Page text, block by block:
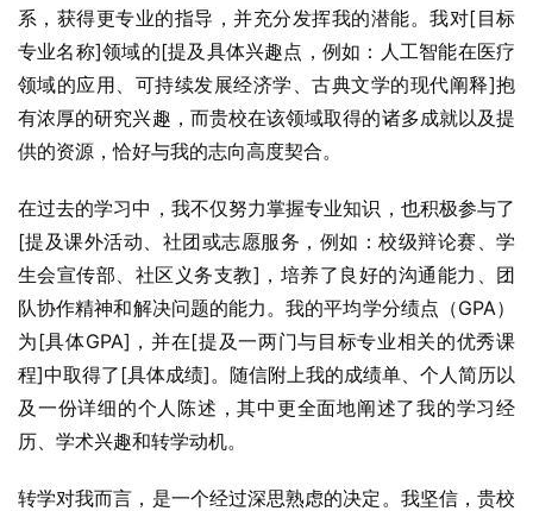
系，获得更专业的指导，并充分发挥我的潜能。我对[目标
专业名称]领域的[提及具体兴趣点，例如：人工智能在医疗
领域的应用、可持续发展经济学、古典文学的现代阐释]抱
有浓厚的研究兴趣，而贵校在该领域取得的诸多成就以及提
供的资源，恰好与我的志向高度契合。
在过去的学习中，我不仅努力掌握专业知识，也积极参与了
[提及课外活动、社团或志愿服务，例如：校级辩论赛、学
生会宣传部、社区义务支教]，培养了良好的沟通能力、团
队协作精神和解决问题的能力。我的平均学分绩点（GPA）
为[具体GPA]，并在[提及一两门与目标专业相关的优秀课
程]中取得了[具体成绩]。随信附上我的成绩单、个人简历以
及一份详细的个人陈述，其中更全面地阐述了我的学习经
历、学术兴趣和转学动机。
转学对我而言，是一个经过深思熟虑的决定。我坚信，贵校